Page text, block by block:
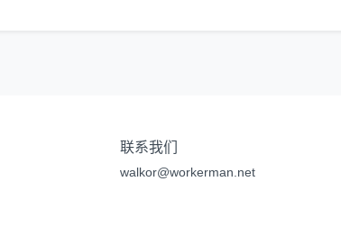
联系我们
walkor@workerman.net